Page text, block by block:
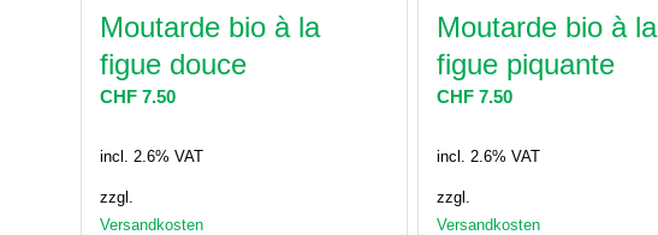
Moutarde bio à la
figue douce
CHF 7.50
incl. 2.6% VAT
zzgl.
Versandkosten
Moutarde bio à la
figue piquante
CHF7.50
incl. 2.6% VAT
zzgl.
Versandkosten